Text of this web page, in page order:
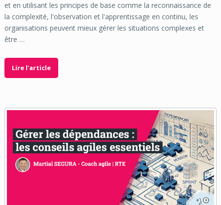
et en utilisant les principes de base comme la reconnaissance de
la complexité, l'observation et l'apprentissage en continu, les
organisations peuvent mieux gérer les situations complexes et
être …
Lire l'article